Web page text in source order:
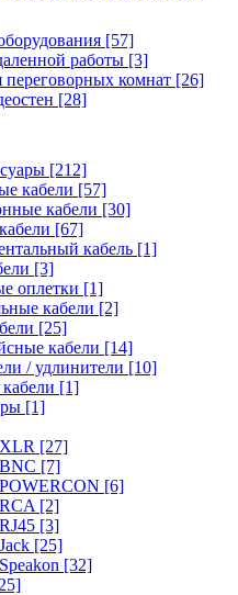
[57]
работы [3]
комнат [26]
[28]
[212]
кабели [57]
кабели [30]
[67]
кабель [1]
[3]
оплетки [1]
кабели [2]
[25]
кабели [14]
/ удлинители [10]
[1]
[1]
[27]
[7]
[6]
[2]
[3]
[25]
[32]